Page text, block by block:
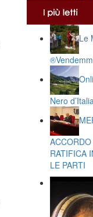
Le
Nero
RATIFICA
LE PARTI